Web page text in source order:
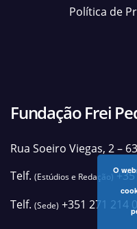
Política de
Fundação Frei
Rua Soeiro Viegas, 2 –
Telf. (Estúdios e Redação)
Telf. (Sede) +351 271 214
O